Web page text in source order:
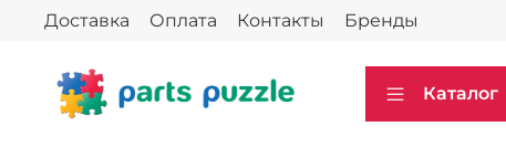
Доставка Оплата Контакты Бренды
Каталог